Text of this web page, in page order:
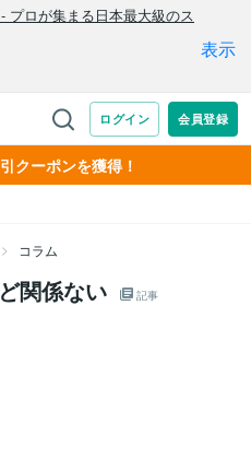
クーポンを獲得！
コラム
関係ない 記事